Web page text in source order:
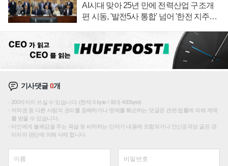
AI시대 맞아 25년 만에 전력산업 구조개
편 시동, '발전5사 통합' 넘어 '한전 지주사'
기사댓글0개
200자까지 쓰실 수 있습니다. (현재 0 byte / 최대 400byte)
저작권 등 다른 사람의 권리를 침해하거나 명예를 훼손하는 댓글은 관련 법률에 의해 제재
를 받을 수 있습니다.
타인에게 불쾌감을 주는 욕설 등 비하하는 단어가 내용에 포함되거나 인신공격성 글은 관
리자의 판단에 의해 삭제 합니다.